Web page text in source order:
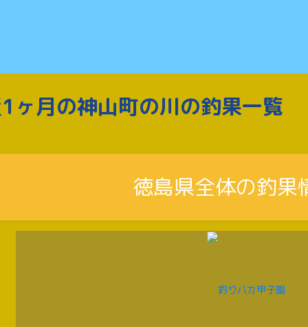
ヶ月の神山町の川の釣果一覧
徳島県全体の釣果